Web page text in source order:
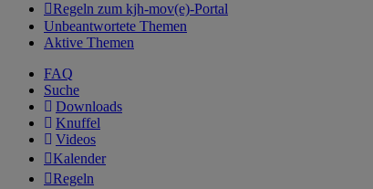
Regeln zum kjh-mov(e)-Portal
Unbeantwortete Themen
Aktive Themen
FAQ
Suche
Downloads
Knuffel
Videos
Kalender
Regeln